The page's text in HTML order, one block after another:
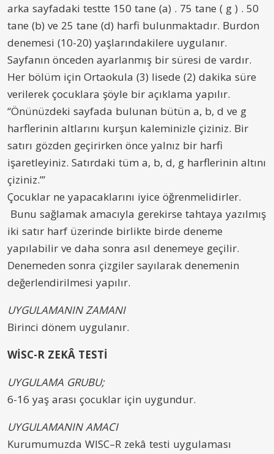
arka sayfadaki testte 150 tane (a) . 75 tane ( g ) . 50
tane (b) ve 25 tane (d) harfi bulunmaktadır. Burdon
denemesi (10-20) yaşlarındakilere uygulanır.
Sayfanın önceden ayarlanmış bir süresi de vardır.
Her bölüm için Ortaokula (3) lisede (2) dakika süre
verilerek çocuklara şöyle bir açıklama yapılır.
“Önünüzdeki sayfada bulunan bütün a, b, d ve g
harflerinin altlarını kurşun kaleminizle çiziniz. Bir
satırı gözden geçirirken önce yalnız bir harfi
işaretleyiniz. Satırdaki tüm a, b, d, g harflerinin altını
çiziniz.”’
Çocuklar ne yapacaklarını iyice öğrenmelidirler.
Bunu sağlamak amacıyla gerekirse tahtaya yazılmış
iki satır harf üzerinde birlikte birde deneme
yapılabilir ve daha sonra asıl denemeye geçilir.
Denemeden sonra çizgiler sayılarak denemenin
değerlendirilmesi yapılır.
UYGULAMANIN ZAMANI
Birinci dönem uygulanır.
WİSC-R ZEKÂ TESTİ
UYGULAMA GRUBU;
6-16 yaş arası çocuklar için uygundur.
UYGULAMANIN AMACI
Kurumumuzda WISC–R zekâ testi uygulaması